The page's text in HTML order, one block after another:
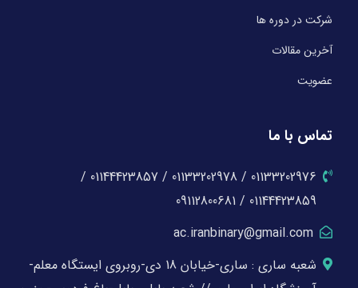
شرکت در دوره ها
آخرین مقالات
عضویت
تماس با ما
01133202976 / 01133202978 / 01144423857 /
01144423859 / 09112800681
ac.iranbinary@gmail.com
شعبه ساری : ساری-خیابان 18 دی-روبروی ایستگاه معلم-